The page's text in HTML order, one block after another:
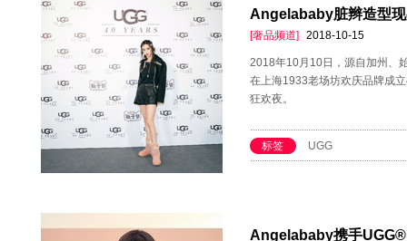
Angelababy脏辫造型
[奢品频道] 2018-10-15
2018年10月10日，源自加州、
在上海1933老场坊欢庆品牌成
狂欢夜。
标签 UGG
Angelababy携手UGG®